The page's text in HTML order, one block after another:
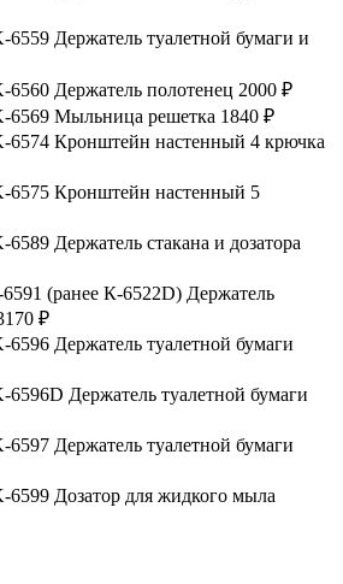
6559 Держатель туалетной бумаги и
6560 Держатель полотенец 2000 ₽
6569 Мыльница решетка 1840 ₽
6574 Кронштейн настенный 4 крючка
6575 Кронштейн настенный 5
Держатель стакана и дозатора
(ранее К-6522D) Держатель
₽
6596 Держатель туалетной бумаги
6596D Держатель туалетной бумаги
6597 Держатель туалетной бумаги
6599 Дозатор для жидкого мыла